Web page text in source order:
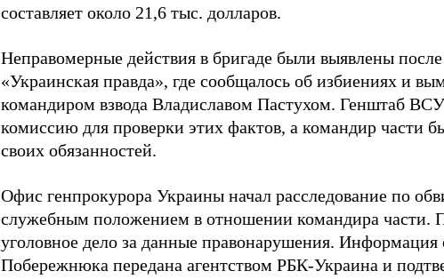
составляет около 21,6 тыс. долларов.
Неправомерные действия в бригаде были выявлены
«Украинская правда», где сообщалось об избиениях и
командиром взвода Владиславом Пастухом. Генштаб ВСУ
комиссию для проверки этих фактов, а командир части
своих обязанностей.
Офис генпрокурора Украины начал расследование по
служебным положением в отношении командира части.
уголовное дело за данные правонарушения. Информация
Побережнюка передана агентством РБК-Украина и